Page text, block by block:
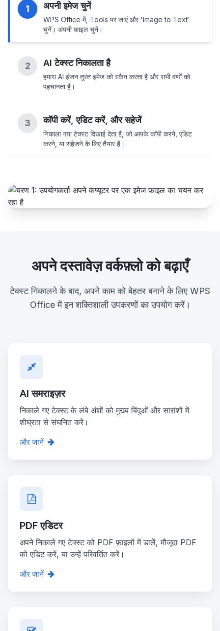
1 अपनी इमेज चुनें
WPS Office में, Tools पर जाएं और 'Image to Text'
चुनें। अपनी फ़ाइल चुनें।
2 AI टेक्स्ट निकालता है
हमारा AI इंजन तुरंत इमेज को स्कैन करता है और सभी वर्णों को
पहचानता है।
3 कॉपी करें, एडिट करें, और सहेजें
निकाला गया टेक्स्ट दिखाई देता है, जो आपके कॉपी करने, एडिट
करने, या सहेजने के लिए तैयार है।
अपने दस्तावेज़ वर्कफ़्लो को बढ़ाएँ
टेक्स्ट निकालने के बाद, अपने काम को बेहतर बनाने के लिए WPS
Office में इन शक्तिशाली उपकरणों का उपयोग करें।
AI समराइज़र
निकाले गए टेक्स्ट के लंबे अंशों को मुख्य बिंदुओं और सारांशों में
शीघ्रता से संघनित करें।
और जानें
PDF एडिटर
अपने निकाले गए टेक्स्ट को PDF फ़ाइलों में डालें, मौजूदा PDF
को एडिट करें, या उन्हें परिवर्तित करें।
और जानें